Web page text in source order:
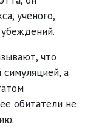
ученого,
что
а
обитатели не